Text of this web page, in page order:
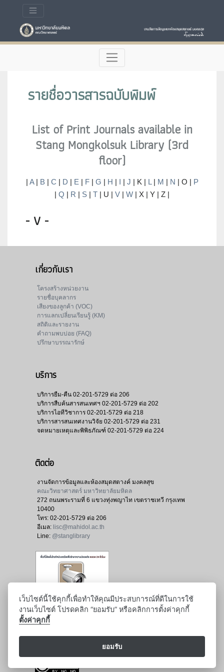
รายชื่อวารสารฉบับพิมพ์
List of Print Journals available in
Stang Mongkolsuk Library (3rd
floor)
| A| B | C | D | E | F| G | H | I | J | K | L| M | N | O | P
| Q | R | S | T | U | V | W | X | Y | Z |
- V -
เกี่ยวกับเรา
โครงสร้างหน่วยงาน
รายชื่อบุคลากร
เสียงของลูกค้า (VOC)
การแลกเปลี่ยนเรียนรู้ (KM)
สถิติและรายงาน
คำถามพบบ่อย (FAQ)
ปรึกษาบรรณารักษ์
บริการ
บริการยืม-คืน 02-201-5729 ต่อ 206
บริการสืบค้นสารสนเทศฯ 02-201-5729 ต่อ 202
บริการไอทีวิชาการ 02-201-5729 ต่อ 218
บริการสารสนเทศงานวิจัย 02-201-5729 ต่อ 231
จดหมายเหตุและพิพิธภัณฑ์ 02-201-5729 ต่อ 224
ติดต่อ
งานจัดการข้อมูลและห้องสมุดสตางค์ มงคลสุข
คณะวิทยาศาสตร์ มหาวิทยาลัยมหิดล
272 ถนนพระรามที่ 6 แขวงทุ่งพญาไท เขตราชเทวี กรุงเทพ
10400
โทร: 02-201-5729 ต่อ 206
อีเมล: lisc@mahidol.ac.th
Line: @stanglibrary
เว็บไซต์นี้ใช้คุกกี้เพื่อทำให้คุณมีประสบการณ์ที่ดีในการใช้
งานเว็บไซต์ โปรดคลิก “ยอมรับ” หรือคลิกการตั้งค่าคุกกี้
ตั้งค่าคุกกี้
ยอมรับ